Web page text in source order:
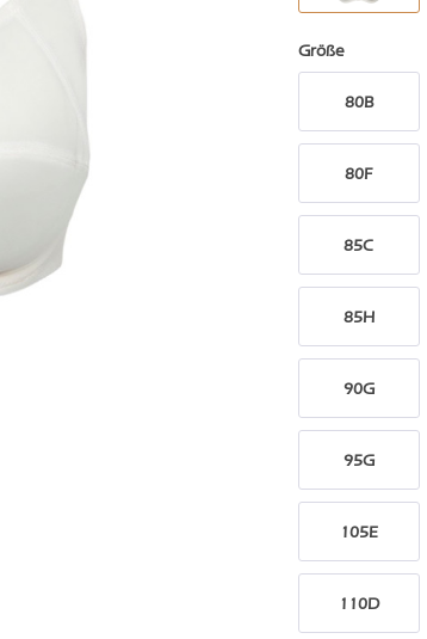
Größe
80B
80F
85C
85H
90G
95G
105E
110D